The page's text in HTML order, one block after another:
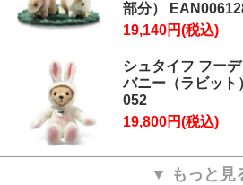
2024年
12月6日：カレンダープレゼントキャン
4月23日：
「シュタイフ ガチョウのギル
3月11日：「シュタイフ ディズニー クリ
ーさん」のご予約販売を開始しました。
3月11日：「シュタイフ ディズニー くま
を開始しました。
「シュタイフ ディズニー プリ
部分）
19,140円(税込)
シュタイフ フー
バニー（ラビッ
052
19,800円(税込)
▼ もっと見